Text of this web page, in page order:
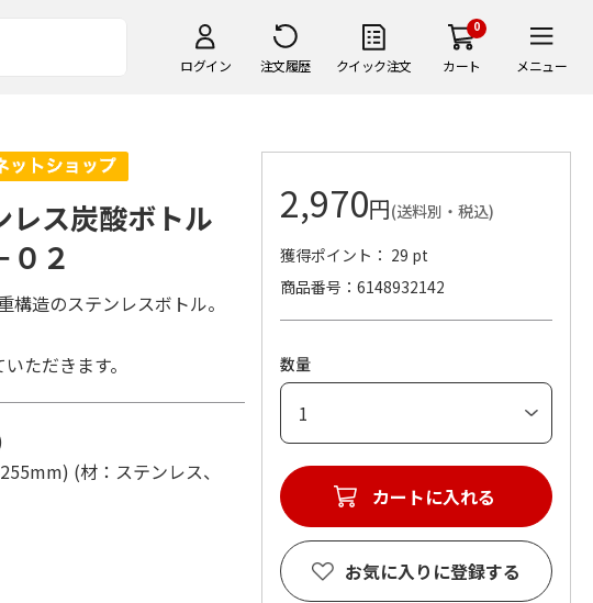
ログイン 注文履歴 クイック注文
0
カート メニュー
レス炭酸ボトル
２
造のステンレスボトル。
ただきます。
(材：ステンレス、
2,970円(送料別・税込)
獲得ポイント： 29 pt
商品番号
6148932142
数量
カートに入れる
お気に入りに登録する